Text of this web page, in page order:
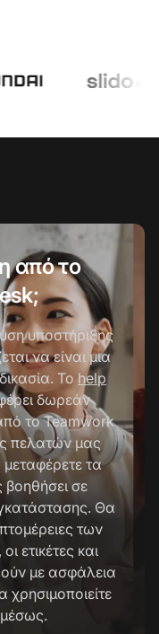
από το
υποστήριξης
να είναι μια
Το help
δωρεάν
το Teamwork
πελατών μας
τα
σε
Θα
των
ετικέτες και
με ασφάλεια
χρησιμοποιείτε